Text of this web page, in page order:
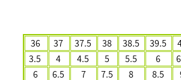
38
6
8
7